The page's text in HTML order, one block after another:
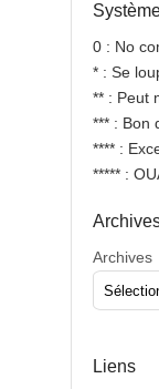
0 : No
* : Se
** : Peut
*** : Bon
**** :
***** :
Archives
Liens